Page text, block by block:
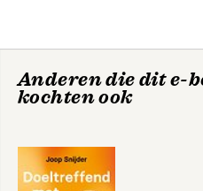
Employee
Bekijk alle boeken
Help teamleden hun route uit
Help teamleden om hun
6 Van conflictvermijding naar
Anderen die dit e-
kochten ook